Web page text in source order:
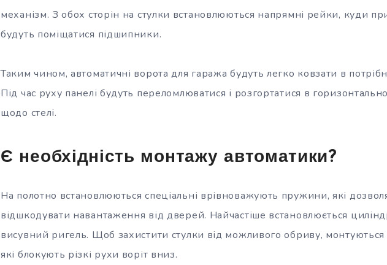
механізм. З обох сторін на стулки встановлюються напрямні рейки, куди
будуть поміщатися підшипники.
Таким чином, автоматичні ворота для гаража будуть легко ковзати в
Під час руху панелі будуть переломлюватися і розгортатися в
щодо стелі.
Є необхідність монтажу автоматики?
На полотно встановлюються спеціальні врівноважують пружини, які
відшкодувати навантаження від дверей. Найчастіше встановлюється
висувний ригель. Щоб захистити стулки від можливого обриву,
які блокують різкі рухи воріт вниз.